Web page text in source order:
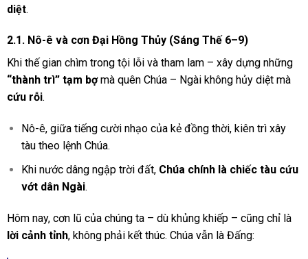
diệt.
2.1. Nô-ê và cơn Đại Hồng Thủy (Sáng Thế 6–9)
Khi thế gian chìm trong tội lỗi và tham lam – xây dựng những
“thành trì” tạm bợmà quên Chúa – Ngài không hủy diệt mà
cứu rỗi.
Nô-ê, giữa tiếng cười nhạo của kẻ đồng thời, kiên trì xây
tàu theo lệnh Chúa.
Khi nước dâng ngập trời đất, Chúa chính là chiếc tàu cứu
vớt dân Ngài.
Hôm nay, cơn lũ của chúng ta – dù khủng khiếp – cũng chỉ là
lời cảnh tỉnh, không phải kết thúc. Chúa vẫn là Đấng: